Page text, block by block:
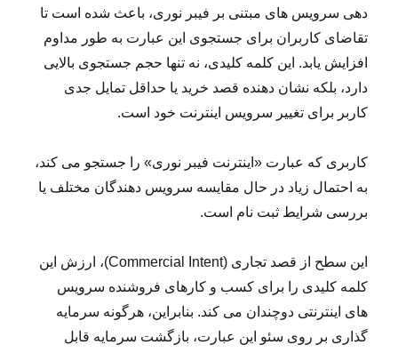
دهی سرویس های مبتنی بر فیبر نوری، باعث شده است تا
تقاضای کاربران برای جستجوی این عبارت به طور مداوم
افزایش یابد. این کلمه کلیدی، نه تنها حجم جستجوی بالایی
دارد، بلکه نشان دهنده قصد خرید یا حداقل تمایل جدی
کاربر برای تغییر سرویس اینترنت خود است.
کاربری که عبارت «اینترنت فیبر نوری» را جستجو می کند،
به احتمال زیاد در حال مقایسه سرویس دهندگان مختلف یا
بررسی شرایط ثبت نام است.
این سطح از قصد تجاری (Commercial Intent)، ارزش این
کلمه کلیدی را برای کسب و کارهای فروشنده سرویس
های اینترنتی دوچندان می کند. بنابراین، هرگونه سرمایه
گذاری بر روی سئو این عبارت، بازگشت سرمایه قابل